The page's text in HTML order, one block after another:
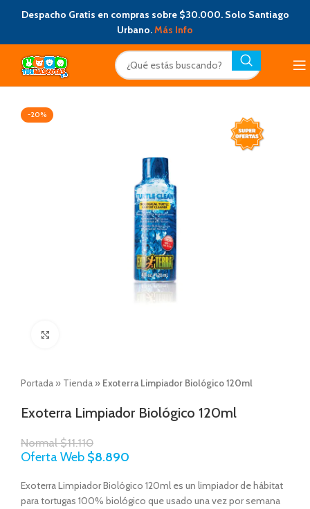
Despacho Gratis en compras sobre $30.000. Solo Santiago
Urbano.Más Info
-20%
Portada » Tienda » Exoterra Limpiador Biológico 120ml
Exoterra Limpiador Biológico 120ml
Normal$11.110
Oferta Web $8.890
Exoterra Limpiador Biológico 120ml es un limpiador de hábitat
para tortugas 100% biológico que usado una vez por semana